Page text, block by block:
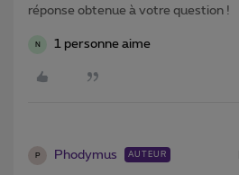
réponse obtenue à votre question !
N 1 personne aime
P Phodymus AUTEUR